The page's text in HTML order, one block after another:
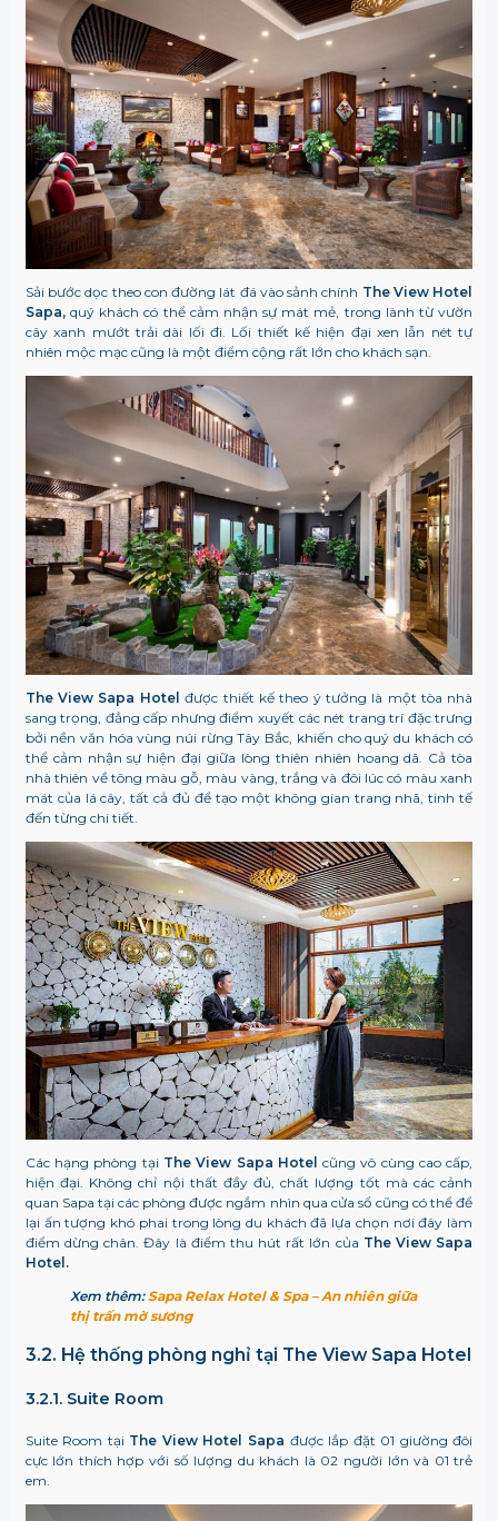
Sải bước dọc theo con đường lát đá vào sảnh chính The View Hotel
Sapa,quý khách có thể cảm nhận sự mát mẻ, trong lành từ vườn
cây xanh mướt trải dài lối đi. Lối thiết kế hiện đại xen lẫn nét tự
nhiên mộc mạc cũng là một điểm cộng rất lớn cho khách sạn.
The View Sapa Hotelđược thiết kế theo ý tưởng là một tòa nhà
sang trọng, đẳng cấp nhưng điểm xuyết các nét trang trí đặc trưng
bởi nền văn hóa vùng núi rừng Tây Bắc, khiến cho quý du khách có
thể cảm nhận sự hiện đại giữa lòng thiên nhiên hoang dã. Cả tòa
nhà thiên về tông màu gỗ, màu vàng, trắng và đôi lúc có màu xanh
mát của lá cây, tất cả đủ để tạo một không gian trang nhã, tinh tế
đến từng chi tiết.
Các hạng phòng tại The View Sapa Hotelcũng vô cùng cao cấp,
hiện đại. Không chỉ nội thất đầy đủ, chất lượng tốt mà các cảnh
quan Sapa tại các phòng được ngắm nhìn qua cửa sổ cũng có thể để
lại ấn tượng khó phai trong lòng du khách đã lựa chọn nơi đây làm
điểm dừng chân. Đây là điểm thu hút rất lớn của The View Sapa
Hotel.
Xem thêm: Sapa Relax Hotel & Spa – An nhiên giữa
thị trấn mờ sương
3.2. Hệ thống phòng nghỉ tại The View Sapa Hotel
3.2.1. Suite Room
Suite Room tại The View Hotel Sapa được lắp đặt 01 giường đôi
cực lớn thích hợp với số lượng du khách là 02 người lớn và 01 trẻ
em.